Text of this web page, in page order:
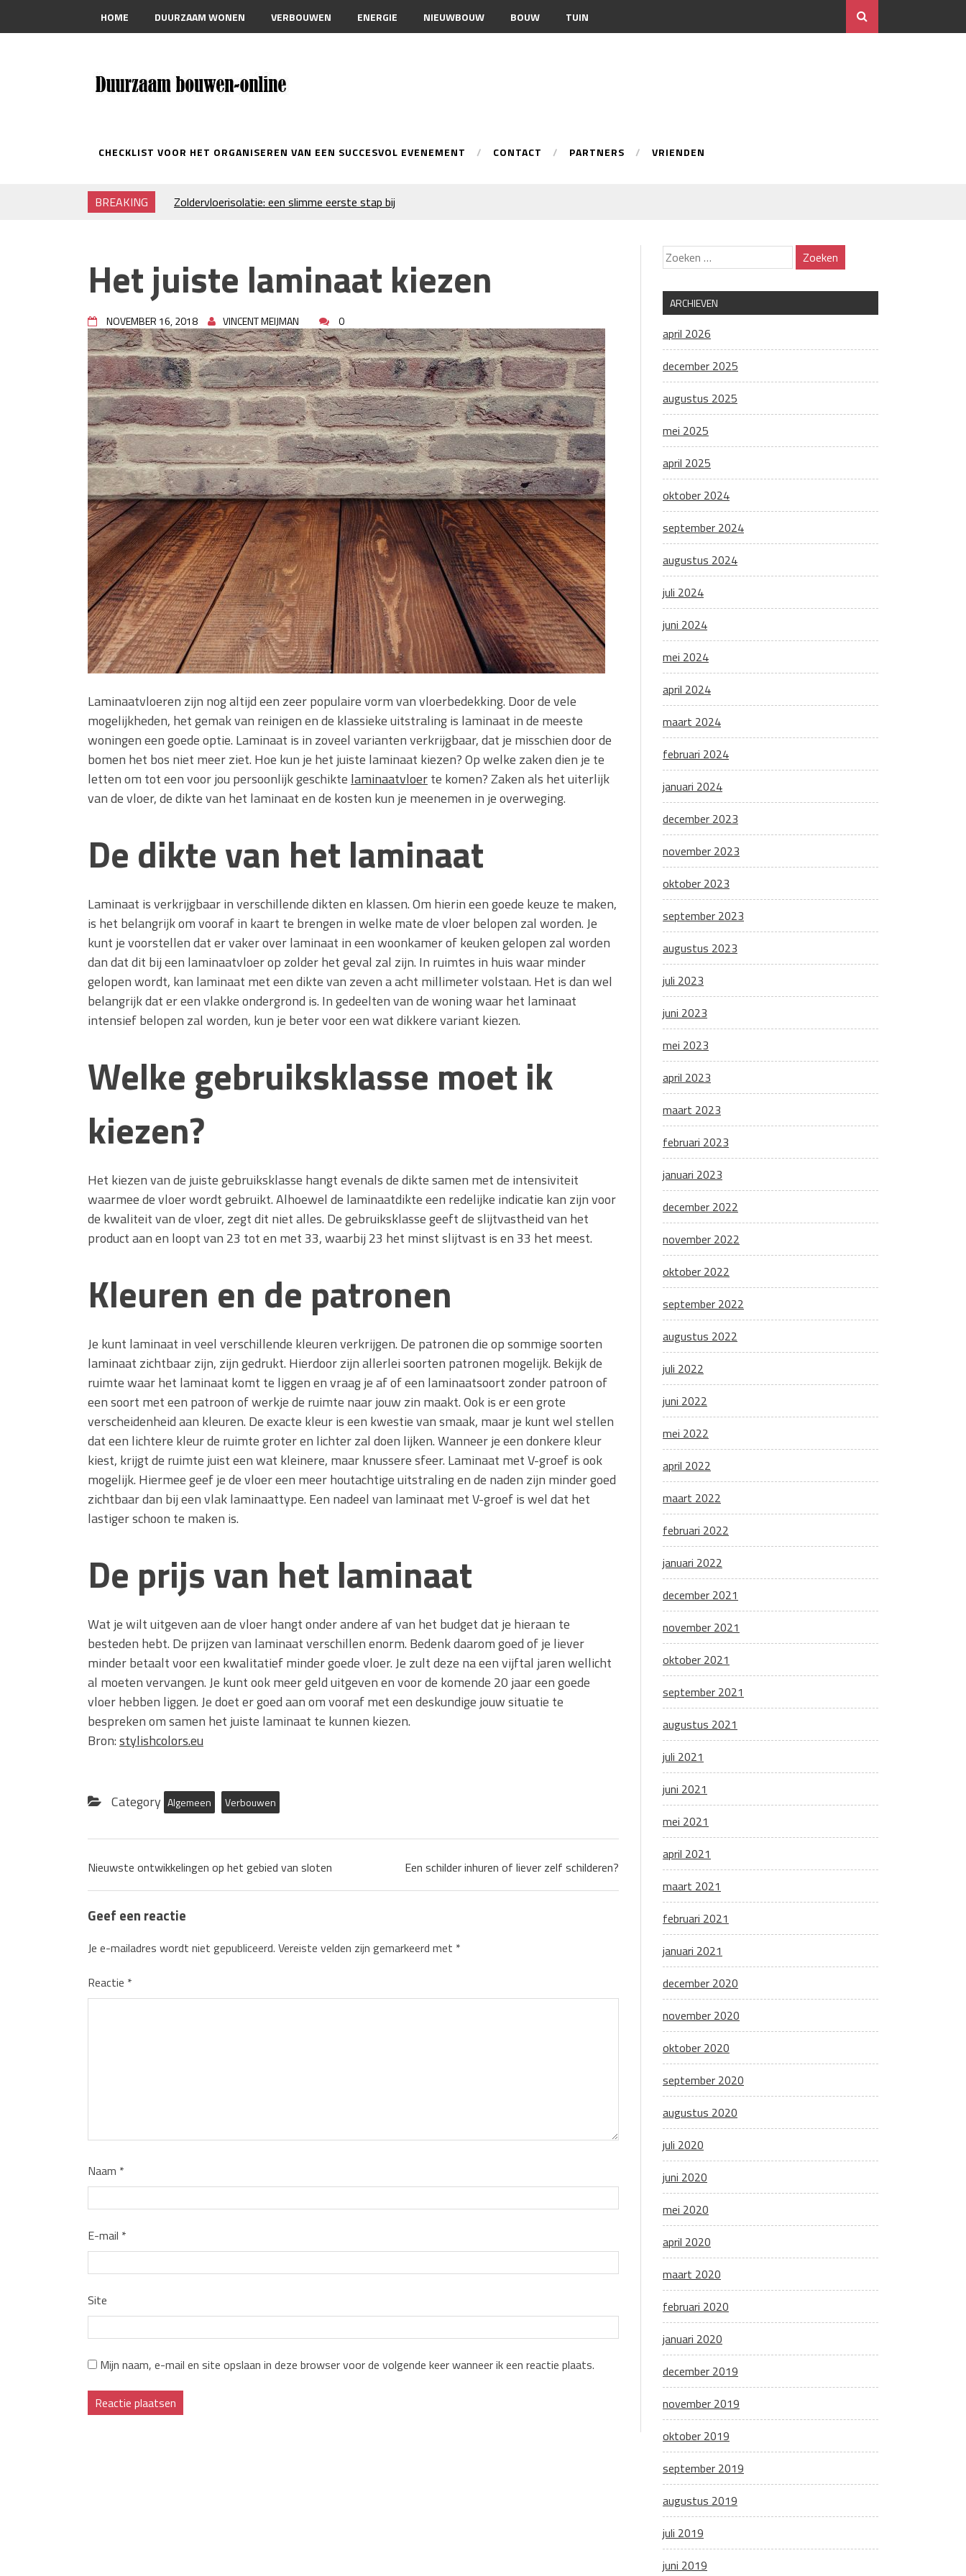
HOME DUURZAAM WONEN VERBOUWEN ENERGIE NIEUWBOUW BOUW TUIN
CHECKLIST VOOR HET ORGANISEREN VAN EEN SUCCESVOL EVENEMENT CONTACT PARTNERS VRIENDEN
BREAKING
Zoldervloerisolatie: een slimme eerste stap bij
Hoe draagt je inrichting bij aan je merkimago?
Houtpellets als duurzame verwarmingsoptie
rioolproblemen?
Slimme oplossingen voor lekkages en verstoppingen
Betonplex: Het Veelzijdige Plaatmateriaal voor Moderne
Projecten
Woonstijlen die perfect passen bij duurzaam bouwen
Oma weet raadt bij cementsluier: natuurlijke oplossingen
Het juiste laminaat kiezen
NOVEMBER 16, 2018 VINCENT MEIJMAN 0
Laminaatvloeren zijn nog altijd een zeer populaire vorm van vloerbedekking. Door de vele
mogelijkheden, het gemak van reinigen en de klassieke uitstraling is laminaat in de meeste
woningen een goede optie. Laminaat is in zoveel varianten verkrijgbaar, dat je misschien door de
bomen het bos niet meer ziet. Hoe kun je het juiste laminaat kiezen? Op welke zaken dien je te
letten om tot een voor jou persoonlijk geschikte laminaatvloerte komen? Zaken als het uiterlijk
van de vloer, de dikte van het laminaat en de kosten kun je meenemen in je overweging.
De dikte van het laminaat
Laminaat is verkrijgbaar in verschillende dikten en klassen. Om hierin een goede keuze te maken,
is het belangrijk om vooraf in kaart te brengen in welke mate de vloer belopen zal worden. Je
kunt je voorstellen dat er vaker over laminaat in een woonkamer of keuken gelopen zal worden
dan dat dit bij een laminaatvloer op zolder het geval zal zijn. In ruimtes in huis waar minder
gelopen wordt, kan laminaat met een dikte van zeven a acht millimeter volstaan. Het is dan wel
belangrijk dat er een vlakke ondergrond is. In gedeelten van de woning waar het laminaat
intensief belopen zal worden, kun je beter voor een wat dikkere variant kiezen.
Welke gebruiksklasse moet ik
kiezen?
Het kiezen van de juiste gebruiksklasse hangt evenals de dikte samen met de intensiviteit
waarmee de vloer wordt gebruikt. Alhoewel de laminaatdikte een redelijke indicatie kan zijn voor
de kwaliteit van de vloer, zegt dit niet alles. De gebruiksklasse geeft de slijtvastheid van het
product aan en loopt van 23 tot en met 33, waarbij 23 het minst slijtvast is en 33 het meest.
Kleuren en de patronen
Je kunt laminaat in veel verschillende kleuren verkrijgen. De patronen die op sommige soorten
laminaat zichtbaar zijn, zijn gedrukt. Hierdoor zijn allerlei soorten patronen mogelijk. Bekijk de
ruimte waar het laminaat komt te liggen en vraag je af of een laminaatsoort zonder patroon of
een soort met een patroon of werkje de ruimte naar jouw zin maakt. Ook is er een grote
verscheidenheid aan kleuren. De exacte kleur is een kwestie van smaak, maar je kunt wel stellen
dat een lichtere kleur de ruimte groter en lichter zal doen lijken. Wanneer je een donkere kleur
kiest, krijgt de ruimte juist een wat kleinere, maar knussere sfeer. Laminaat met V-groef is ook
mogelijk. Hiermee geef je de vloer een meer houtachtige uitstraling en de naden zijn minder goed
zichtbaar dan bij een vlak laminaattype. Een nadeel van laminaat met V-groef is wel dat het
lastiger schoon te maken is.
De prijs van het laminaat
Wat je wilt uitgeven aan de vloer hangt onder andere af van het budget dat je hieraan te
besteden hebt. De prijzen van laminaat verschillen enorm. Bedenk daarom goed of je liever
minder betaalt voor een kwalitatief minder goede vloer. Je zult deze na een vijftal jaren wellicht
al moeten vervangen. Je kunt ook meer geld uitgeven en voor de komende 20 jaar een goede
vloer hebben liggen. Je doet er goed aan om vooraf met een deskundige jouw situatie te
bespreken om samen het juiste laminaat te kunnen kiezen.
Bron:stylishcolors.eu
Category Algemeen Verbouwen
Nieuwste ontwikkelingen op het gebied van sloten Een schilder inhuren of liever zelf schilderen?
Geef een reactie
Je e-mailadres wordt niet gepubliceerd. Vereiste velden zijn gemarkeerd met *
Reactie *
Naam *
E-mail *
Site
Mijn naam, e-mail en site opslaan in deze browser voor de volgende keer wanneer ik een reactie plaats.
ARCHIEVEN
april 2026
december 2025
augustus 2025
mei 2025
april 2025
oktober 2024
september 2024
augustus 2024
juli 2024
juni 2024
mei 2024
april 2024
maart 2024
februari 2024
januari 2024
december 2023
november 2023
oktober 2023
september 2023
augustus 2023
juli 2023
juni 2023
mei 2023
april 2023
maart 2023
februari 2023
januari 2023
december 2022
november 2022
oktober 2022
september 2022
augustus 2022
juli 2022
juni 2022
mei 2022
april 2022
maart 2022
februari 2022
januari 2022
december 2021
november 2021
oktober 2021
september 2021
augustus 2021
juli 2021
juni 2021
mei 2021
april 2021
maart 2021
februari 2021
januari 2021
december 2020
november 2020
oktober 2020
september 2020
augustus 2020
juli 2020
juni 2020
mei 2020
april 2020
maart 2020
februari 2020
januari 2020
december 2019
november 2019
oktober 2019
september 2019
augustus 2019
juli 2019
juni 2019